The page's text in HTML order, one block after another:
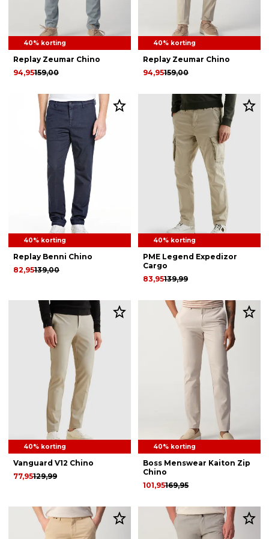
40% korting
Replay Zeumar Chino
159,00
94,95
40% korting
Replay Zeumar Chino
159,00
94,95
40% korting
Replay Benni Chino
139,00
82,95
40% korting
PME Legend Expedizor
Cargo
139,99
83,95
40% korting
Vanguard V12 Chino
129,99
77,95
40% korting
Boss Menswear Kaiton Zip
Chino
169,95
101,95